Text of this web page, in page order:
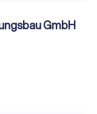
GmbH